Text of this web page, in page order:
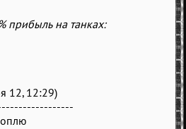
прибыль на танках:
12, 12:29)